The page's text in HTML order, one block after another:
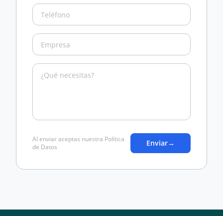
Al enviar aceptas nuestra Política
de Datos
Enviar→